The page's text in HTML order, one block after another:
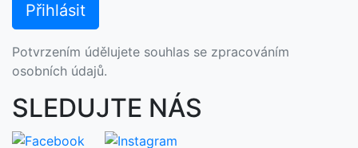
Potvrzením údělujete souhlas se zpracováním
osobních údajů.
SLEDUJTE NÁS